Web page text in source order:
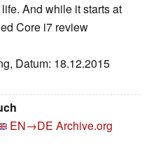
And while it starts at
Core i7 review
Datum: 18.12.2015
EN→DE Archive.org